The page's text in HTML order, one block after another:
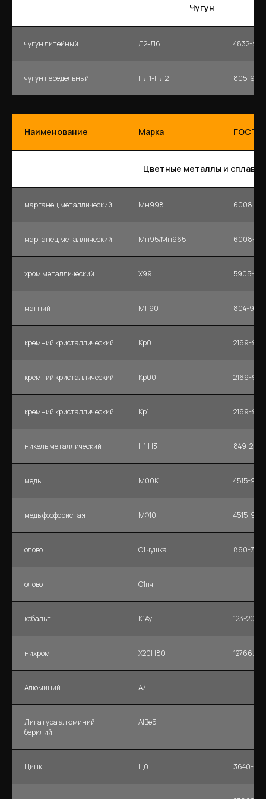
Чугун
чугун литейный Л2-Л6 4832-95
чугун передельный ПЛ1-ПЛ2 805-95
Наименование Марка ГОСТ
Цветные металлы и сплавы
марганец металлический Мн998 6008-90
марганец металлический Мн95/Мн965 6008-90
хром металлический Х99 5905-
магний МГ90 804-93
кремний кристаллический Кр0 2169-95
кремний кристаллический Кр00 2169-95
кремний кристаллический Кр1 2169-95
никель металлический Н1,Н3 849-2018
медь М00К 4515-93
медь фосфористая МФ10 4515-93
олово О1 чушка 860-75
олово О1пч
кобальт К1Ау 123-2008
нихром Х20Н80 12766.1-
Алюминий А7
Лигатура алюминий
берилий
AlBe5
Цинк Ц0 3640-94